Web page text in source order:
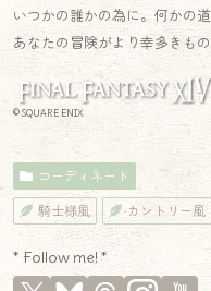
いつかの誰かの為に。何かの
あなたの冒険がより幸多きも
© SQUARE ENIX
コーディネート
騎士様風 カントリー風
* Follow me! *